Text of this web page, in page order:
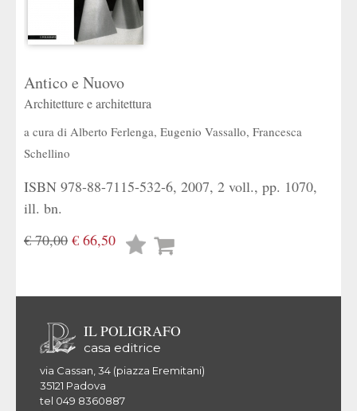
Antico e Nuovo
Architetture e architettura
a cura di Alberto Ferlenga, Eugenio Vassallo, Francesca
Schellino
ISBN 978-88-7115-532-6, 2007, 2 voll., pp. 1070,
ill. bn.
€ 70,00 € 66,50
Lista
IL POLIGRAFO
casa editrice
via Cassan, 34 (piazza Eremitani)
35121 Padova
tel 049 8360887